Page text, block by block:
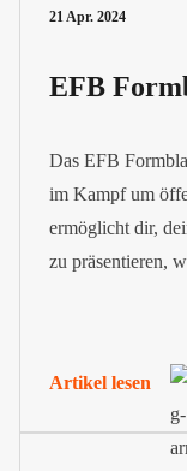
21 Apr. 2024
EFB
Das EFB
im Kampf um
ermöglicht dir,
zu präsentieren,
gerechtfertigte
Artikel lesen